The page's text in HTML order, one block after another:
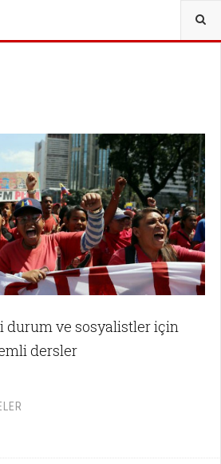
durum ve sosyalistler için
dersler